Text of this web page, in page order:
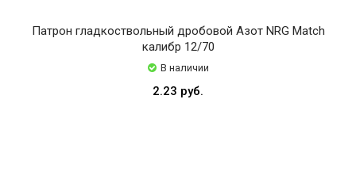
Патрон гладкоствольный дробовой Азот NRG Match
калибр 12/70
В наличии
2.23 руб.